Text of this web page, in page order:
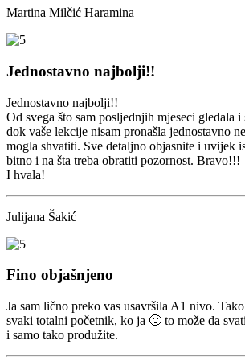
Martina Milčić Haramina
Jednostavno najbolji!!
Jednostavno najbolji!!
Od svega što sam posljednjih mjeseci gledala i
dok vaše lekcije nisam pronašla jednostavno
mogla shvatiti. Sve detaljno objasnite i uvijek
bitno i na šta treba obratiti pozornost. Bravo!!!
I hvala!
Julijana Šakić
Fino objašnjeno
Ja sam lično preko vas usavršila A1 nivo.
svaki totalni početnik, ko ja 🙂 to može da
i samo tako produžite.